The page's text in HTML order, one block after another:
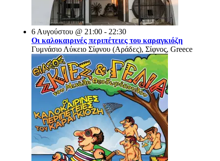
6 Αυγούστου @ 21:00 - 22:30
Οι καλοκαιρινές περιπέτειες του καραγκιόζη
Γυμνάσιο Λύκειο Σίφνου (Αράδες), Σίφνος, Greece